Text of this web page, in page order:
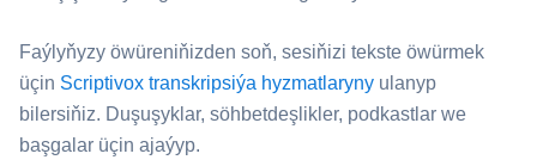
Faýlyňyzy öwüreniňizden soň, sesiňizi tekste öwürmek
üçin Scriptivox transkripsiýa hyzmatlaryny ulanyp
bilersiňiz. Duşuşyklar, söhbetdeşlikler, podkastlar we
başgalar üçin ajaýyp.